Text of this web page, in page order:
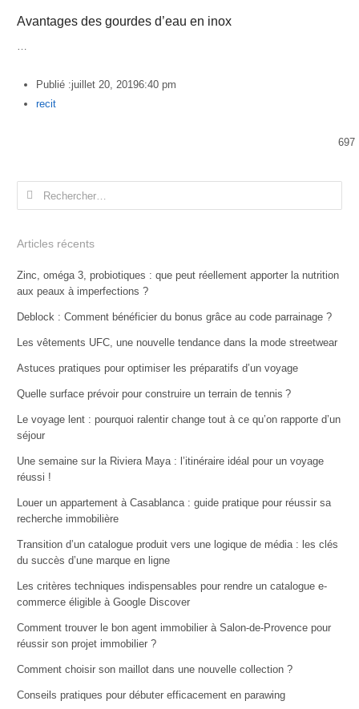
Avantages des gourdes d’eau en inox
…
Publié :juillet 20, 20196:40 pm
Author
recit
697
Rechercher :
Articles récents
Zinc, oméga 3, probiotiques : que peut réellement apporter la nutrition
aux peaux à imperfections ?
Deblock : Comment bénéficier du bonus grâce au code parrainage ?
Les vêtements UFC, une nouvelle tendance dans la mode streetwear
Astuces pratiques pour optimiser les préparatifs d’un voyage
Quelle surface prévoir pour construire un terrain de tennis ?
Le voyage lent : pourquoi ralentir change tout à ce qu’on rapporte d’un
séjour
Une semaine sur la Riviera Maya : l’itinéraire idéal pour un voyage
réussi !
Louer un appartement à Casablanca : guide pratique pour réussir sa
recherche immobilière
Transition d’un catalogue produit vers une logique de média : les clés
du succès d’une marque en ligne
Les critères techniques indispensables pour rendre un catalogue e-
commerce éligible à Google Discover
Comment trouver le bon agent immobilier à Salon-de-Provence pour
réussir son projet immobilier ?
Comment choisir son maillot dans une nouvelle collection ?
Conseils pratiques pour débuter efficacement en parawing